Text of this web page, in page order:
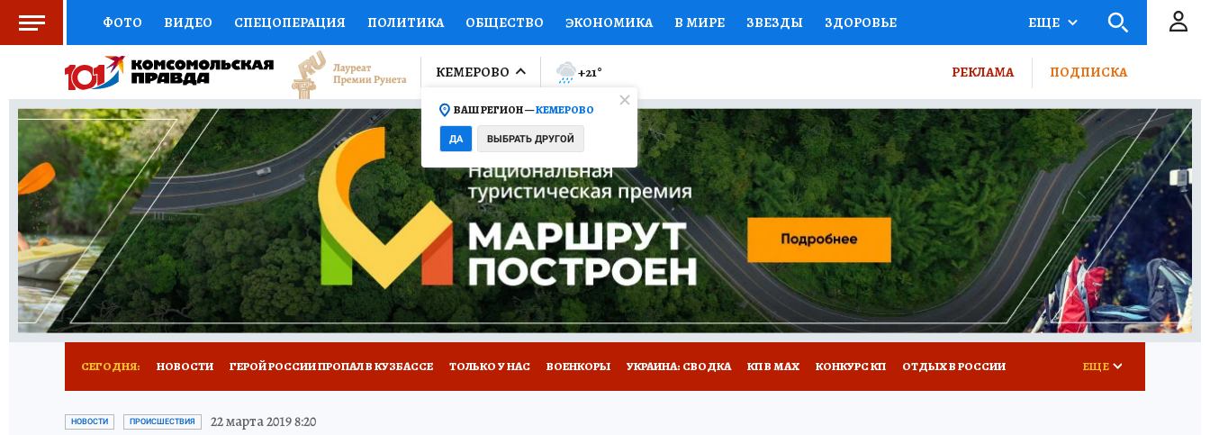
ФОТО ВИДЕО СПЕЦОПЕРАЦИЯ ПОЛИТИКА ОБЩЕСТВО ЭКОНОМИКА В МИРЕ ЗВЕЗДЫ ЗДОРОВЬЕ
СОЦПОДДЕРЖКА НАУКА СПОРТ КОЛУМНИСТЫ ПРОИСШЕСТВИЯ
ВЫБОР ЭКСПЕРТОВ ДОКТОР ФИНАНСЫ ОТКРЫВАЕМ МИР Я ЗНАЮ СЕМЬЯ ЖЕНСКИЕ СЕКРЕТЫ ПУТЕВОДИТЕЛЬ
КНИЖНАЯ ПОЛКА ПРОГНОЗЫ НА СПОРТ ПРОМОКОДЫ СЕРИАЛЫ СПЕЦПРОЕКТЫ ДЕФИЦИТ ЖЕЛЕЗА ТУРИЗМ
ПРЕСС-ЦЕНТР НЕДВИЖИМОСТЬ ТЕЛЕВИЗОР КОНКУРСЫ РАБОТА У НАС ГИД ПОТРЕБИТЕЛЯ ВСЕ О КП РАДИО КП
РЕКЛАМА ТЕСТЫ НОВОЕ НА САЙТЕ
ЕЩЕ
КЕМЕРОВО
ВАШ РЕГИОН —КЕМЕРОВО
ДА ВЫБРАТЬ ДРУГОЙ
+21° РЕКЛАМА ПОДПИСКА
СЕГОДНЯ: НОВОСТИ ГЕРОЙ РОССИИ ПРОПАЛ В КУЗБАССЕ ТОЛЬКО У НАС ВОЕНКОРЫ УКРАИНА: СВОДКА КП В МАХ КОНКУРС КП ОТДЫХ В РОССИИ
ЗАПОВЕДНАЯ РОССИЯ ПРОИСШЕСТВИЯ
ЕЩЕ
НОВОСТИ ПРОИСШЕСТВИЯ 22 марта 2019 8:20